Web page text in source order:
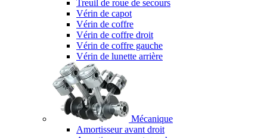
Treuil de roue de secours
Vérin de capot
Vérin de coffre
Vérin de coffre droit
Vérin de coffre gauche
Vérin de lunette arrière
Mécanique
Amortisseur avant droit